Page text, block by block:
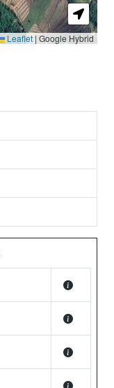
Leaflet | Google Hybrid